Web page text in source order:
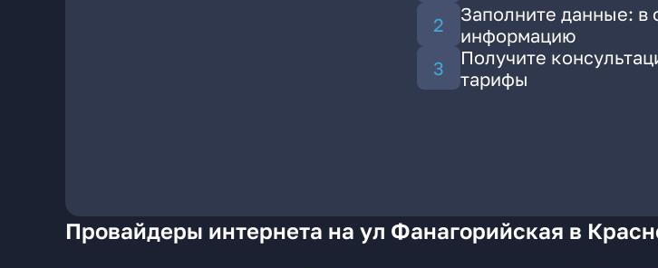
Заполните данные: в
информацию
Получите
тарифы
Провайдеры интернета на ул Фанагорийская в